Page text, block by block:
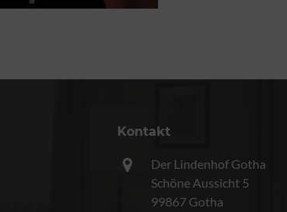
Kontakt
Der Lindenhof Gotha
Schöne Aussicht 5
99867 Gotha